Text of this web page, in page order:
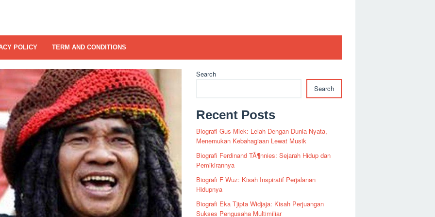
POLICY TERM AND CONDITIONS
Search
Search
Recent Posts
Biografi Gus Miek: Lelah Dengan Dunia Nyata,
Menemukan Kebahagiaan Lewat Musik
Biografi Ferdinand TÃ¶nnies: Sejarah Hidup dan
Pemikirannya
Biografi F Wuz: Kisah Inspiratif Perjalanan
Hidupnya
Biografi Eka Tjipta Widjaja: Kisah Perjuangan
Sukses Pengusaha Multimiliar